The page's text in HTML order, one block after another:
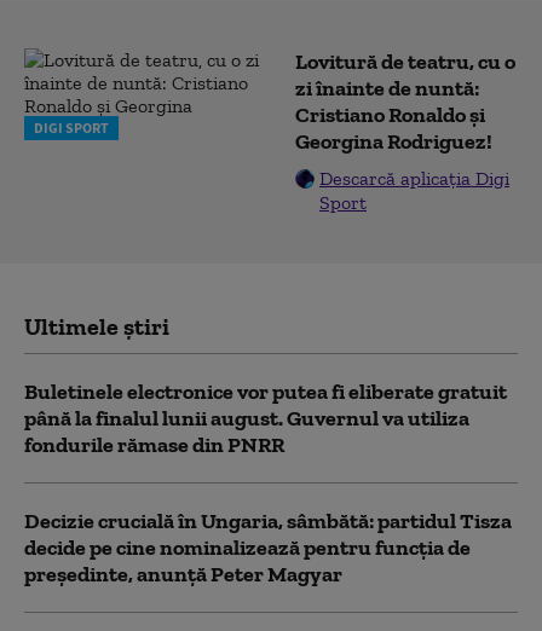
DIGI SPORT
Lovitură de teatru, cu o
zi înainte de nuntă:
Cristiano Ronaldo și
Georgina Rodriguez!
Descarcă aplicația Digi
Sport
Ultimele știri
Buletinele electronice vor putea fi eliberate gratuit
până la finalul lunii august. Guvernul va utiliza
fondurile rămase din PNRR
Decizie crucială în Ungaria, sâmbătă: partidul Tisza
decide pe cine nominalizează pentru funcția de
președinte, anunță Peter Magyar